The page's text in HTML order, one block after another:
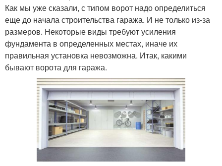
Как мы уже сказали, с типом ворот надо определиться
еще до начала строительства гаража. И не только из-за
размеров. Некоторые виды требуют усиления
фундамента в определенных местах, иначе их
правильная установка невозможна. Итак, какими
бывают ворота для гаража.